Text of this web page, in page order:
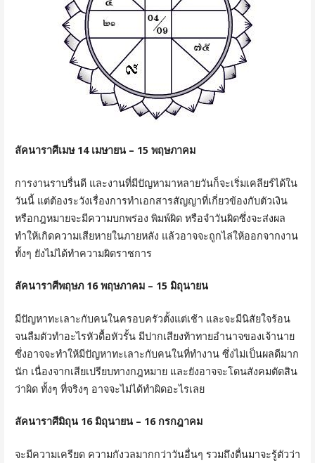
ลัคนาราศีเมษ 14 เมษายน – 15 พฤษภาคม
การงานราบรื่นดี และงานที่มีปัญหามาหลายวันก็จะเริ่มเคลียร์ได้ใน
วันนี้ แต่ต้องระวังเรื่องการทำเอกสารสัญญาที่เกี่ยวข้องกับตัวเงิน
หรือกฎหมายจะมีความบกพร่อง พิมพ์ผิด หรือจำวันผิดซึ่งจะส่งผล
ทำให้เกิดความเสียหายในภายหลัง แล้วอาจจะถูกไล่ให้ออกจากงาน
ทั้งๆ ยังไม่ได้ทำความผิดราชการ
ลัคนาราศีพฤษภ 16 พฤษภาคม – 15 มิถุนายน
มีปัญหาทะเลาะกับคนในครอบครัวตั้งแต่เช้า และจะมีนิสัยใจร้อน
จนลืมตัวทำอะไรหัวดื้อหัวรั้น มีปากเสียงท้าทายอำนาจของเจ้านาย
ซึ่งอาจจะทำให้มีปัญหาทะเลาะกับคนในที่ทำงาน ซึ่งไม่เป็นผลดีมาก
นัก เนื่องจากเสียเปรียบทางกฎหมาย และยังอาจจะโดนสังคมตัดสิน
ว่าผิด ทั้งๆ ที่จริงๆ อาจจะไม่ได้ทำผิดอะไรเลย
ลัคนาราศีมิถุน 16 มิถุนายน – 16 กรกฎาคม
จะมีความเครียด ความกังวลมากกว่าวันอื่นๆ รวมถึงตื่นมาจะรู้ตัวว่า